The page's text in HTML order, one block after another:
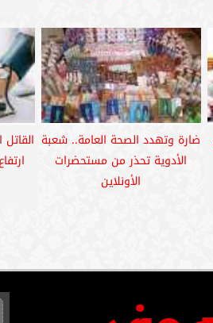
ضارة وتهدد الصحة العامة.. شعبة
الأدوية تحذر من مستحضرات
الأونلاين